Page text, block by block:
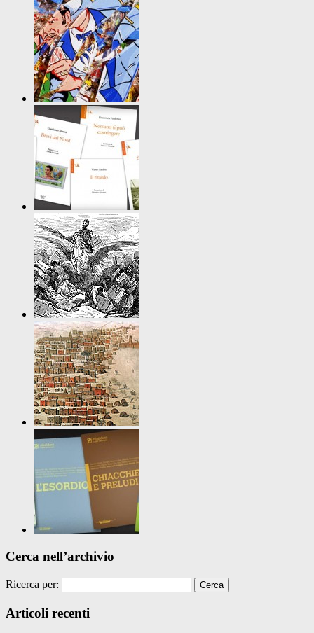
Cerca nell’archivio
Ricerca per:
Articoli recenti